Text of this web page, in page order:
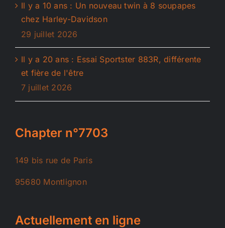
Il y a 10 ans : Un nouveau twin à 8 soupapes
chez Harley-Davidson
29 juillet 2026
Il y a 20 ans : Essai Sportster 883R, différente
et fière de l'être
7 juillet 2026
Chapter n°7703
149 bis rue de Paris
95680 Montlignon
Actuellement en ligne